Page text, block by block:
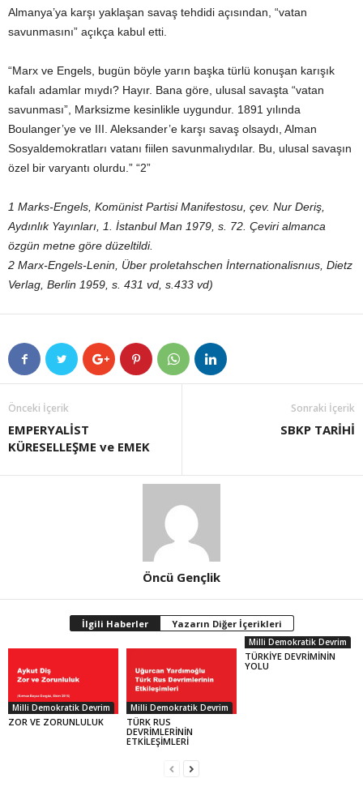
Almanya’ya karşı yaklaşan savaş tehdidi açısından, “vatan
savunmasını” açıkça kabul etti.
“Marx ve Engels, bugün böyle yarın başka türlü konuşan karışık
kafalı adamlar mıydı? Hayır. Bana göre, ulusal savaşta “vatan
savunması”, Marksizme kesinlikle uygundur. 1891 yılında
Boulanger’ye ve III. Aleksander’e karşı savaş olsaydı, Alman
Sosyaldemokratları vatanı fiilen savunmalıydılar. Bu, ulusal savaşın
özel bir varyantı olurdu.” “2”
1 Marks-Engels, Komünist Partisi Manifestosu, çev. Nur Deriş,
Aydınlık Yayınları, 1. İstanbul Man 1979, s. 72. Çeviri almanca
özgün metne göre düzeltildi.
2 Marx-Engels-Lenin, Über proletahschen İnternationalisnıus, Dietz
Verlag, Berlin 1959, s. 431 vd, s.433 vd)
Önceki İçerik
EMPERYALİST
KÜRESELLEŞME ve EMEK
Sonraki İçerik
SBKP TARİHİ
Öncü Gençlik
İlgili Haberler Yazarın Diğer İçerikleri
Milli Demokratik Devrim
ZOR VE ZORUNLULUK
Milli Demokratik Devrim
TÜRK RUS
DEVRİMLERİNİN
ETKİLEŞİMLERİ
Milli Demokratik Devrim
TÜRKİYE DEVRİMİNİN
YOLU